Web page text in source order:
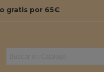
gratis por 65€